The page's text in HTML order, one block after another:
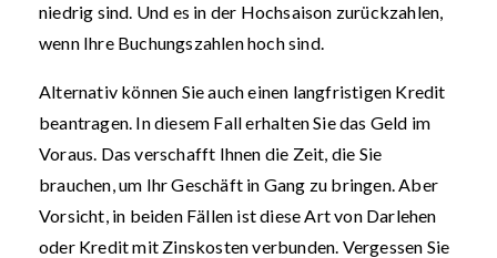
niedrig sind. Und es in der Hochsaison zurückzahlen,
wenn Ihre Buchungszahlen hoch sind.
Alternativ können Sie auch einen langfristigen Kredit
beantragen. In diesem Fall erhalten Sie das Geld im
Voraus. Das verschafft Ihnen die Zeit, die Sie
brauchen, um Ihr Geschäft in Gang zu bringen. Aber
Vorsicht, in beiden Fällen ist diese Art von Darlehen
oder Kredit mit Zinskosten verbunden. Vergessen Sie